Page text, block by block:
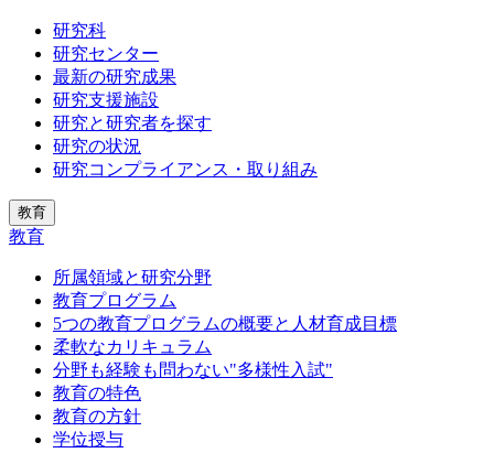
研究科
研究センター
最新の研究成果
研究支援施設
研究と研究者を探す
研究の状況
研究コンプライアンス・取り組み
教育
教育
所属領域と研究分野
教育プログラム
5つの教育プログラムの概要と人材育成目標
柔軟なカリキュラム
分野も経験も問わない"多様性入試"
教育の特色
教育の方針
学位授与